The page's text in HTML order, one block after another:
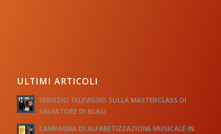
ULTIMI ARTICOLI
SERVIZIO TELEVISIVO SULLA MASTERCLASS DI
SALVATORE DI BLASI
CAMPAGNA DI ALFABETIZZAZIONE MUSICALE IN